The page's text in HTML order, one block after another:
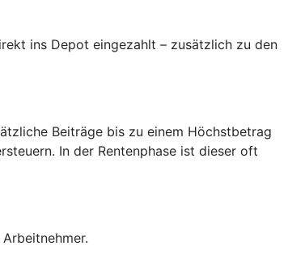
ins Depot eingezahlt – zusätzlich zu den
Beiträge bis zu einem Höchstbetrag
In der Rentenphase ist dieser oft